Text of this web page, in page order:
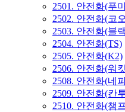
2501. 안전화(푸
2502. 안전화(코
2503. 안전화(블
2504. 안전화(TS)
2505. 안전화(K2)
2506. 안전화(워
2508. 안전화(네
2509. 안전화(칸
2510. 안전화(챔